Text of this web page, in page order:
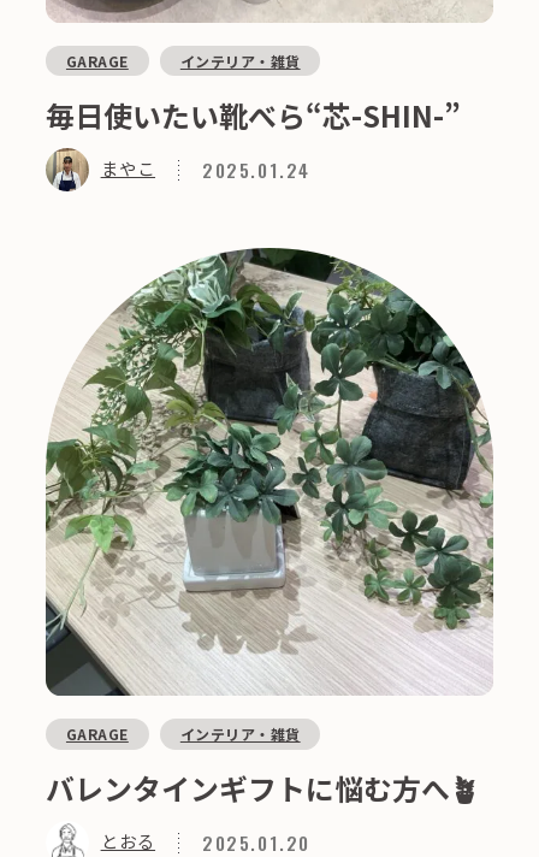
GARAGE インテリア・雑貨
毎日使いたい靴べら“芯-SHIN-”
まやこ 2025.01.24
GARAGE インテリア・雑貨
バレンタインギフトに悩む方へ🪴
とおる 2025.01.20